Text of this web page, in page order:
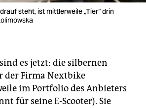
steht, ist mittlerweile „Tier“ drin
es jetzt: die silbernen
der Firma Nextbike
im Portfolio des Anbieters
für seine E-Scooter). Sie